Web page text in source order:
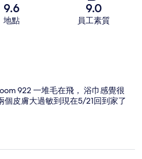
9.6
地點
9.0
員工素質
922 一堆毛在飛， 浴巾感覺很
個皮膚大過敏到現在5/21回到家了